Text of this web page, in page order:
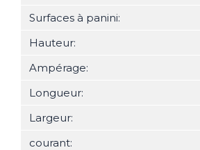
Surfaces à panini:
Hauteur:
Ampérage:
Longueur:
Largeur:
courant: